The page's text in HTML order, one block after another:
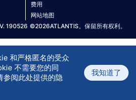
费用
网站地图
V. 190526 ©2026ATLANTIS。保留所有权利。
和严格匿名的受众
不需要您的同
参阅此处提供的隐
我知道了